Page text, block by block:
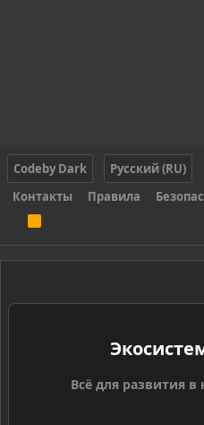
Codeby Dark
Русский (RU)
Контакты
Правила
S
Всё для развития в